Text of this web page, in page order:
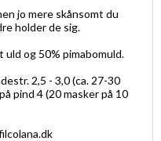
jo mere skånsomt du
holder de sig.
og 50% pimabomuld.
2,5 - 3,0 (ca. 27-30
pind 4 (20 masker på 10